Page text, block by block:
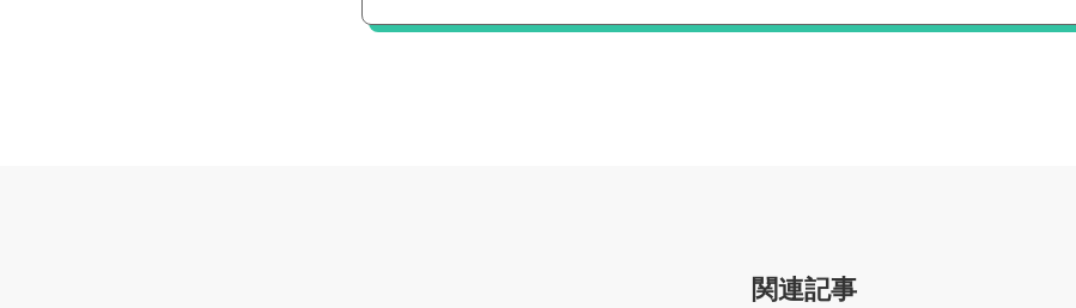
関連記事